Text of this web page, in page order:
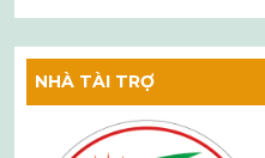
NHÀ TÀI TRỢ